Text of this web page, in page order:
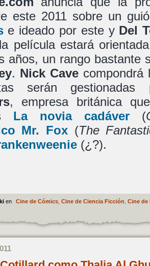
este 2011 sobre un
e ideado por este y Del
película estará
años, un rango bastante
. Nick Cavecompondrá
serán
, empresa británica
La novia cadáver(
Mr. Fox(The
(¿?).
en Cine de Cómics, Cine de Ciencia Ficción Cine de